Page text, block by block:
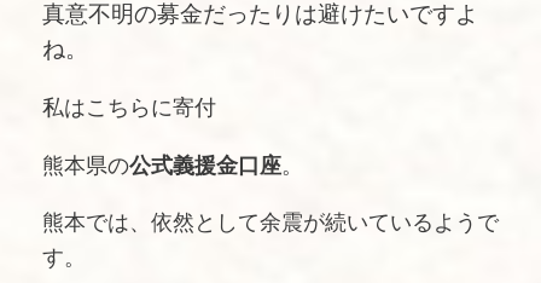
真意不明の募金だったりは避けたいですよ
ね。
私はこちらに寄付
熊本県の公式義援金口座。
熊本では、依然として余震が続いているようで
す。